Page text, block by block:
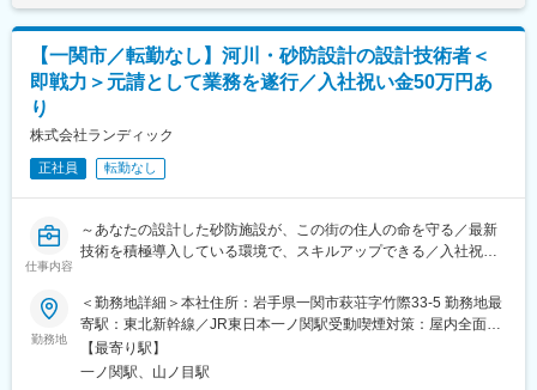
し。
■想定されるキャリアパス
のキャリアアップが可能です。
■企業の特徴/魅力
リゾート運営で培ったノウハウと国際的な環境が融合した職場。
できます。
・機械の据付・設置作業の監督（安全管理、品質確認）
４）試運転・確認
・試運転・動作確認（仕様通りに稼働するか検証）
５）竣工対応
・工事完了報告書の作成
■クライアント
大型商業施設、テナント、オフィスビル、マンション、病院、工
基本岩手県内の案件を担当していただきますので出張はございま
せん。
２名（30前後１名、40代２名）
■このポジションの魅力
技術者志向の強い社員が多く、BIM(ビルディング・インフォメー
【一関市／転勤なし】河川・砂防設計の設計技術者＜
即戦力＞元請として業務を遂行／入社祝い金50万円あ
り
株式会社ランディック
正社員 転勤なし
仕事内容
～あなたの設計した砂防施設が、この街の住人の命を守る／最新
技術を積極導入している環境で、スキルアップできる／入社祝い
■ポジションの魅力：
◎入社祝い金50万円あり
◎3Dレーザースキャナー・UAV測量・BIM/CIM、生成AI活用等の
最新技術を推進中
勤務地
＜勤務地詳細＞本社住所：岩手県一関市萩荘字竹際33-5 勤務地最
寄駅：東北新幹線／JR東日本一ノ関駅受動喫煙対策：屋内全面禁
煙変更の範囲：会社の定める事業所
【最寄り駅】
一ノ関駅、山ノ目駅